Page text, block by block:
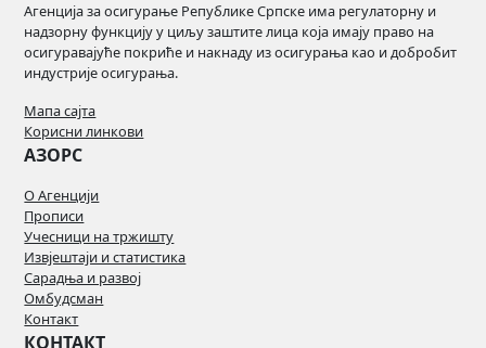
Агенција за осигурање Републике Српске има регулаторну и
надзорну функцију у циљу заштите лица која имају право на
осигуравајуће покриће и накнаду из осигурања као и добробит
индустрије осигурања.
Мапа сајта
Корисни линкови
АЗОРС
О Агенцији
Прописи
Учесници на тржишту
Извјештаји и статистика
Сарадња и развој
Омбудсман
Контакт
КОНТАКТ